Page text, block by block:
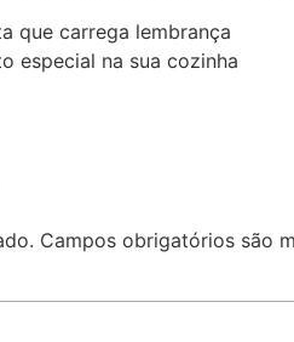
que carrega lembrança
especial na sua cozinha
Campos obrigatórios são